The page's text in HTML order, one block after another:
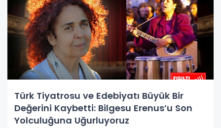
Türk Tiyatrosu ve Edebiyatı Büyük Bir
Değerini Kaybetti: Bilgesu Erenus’u Son
Yolculuğuna Uğurluyoruz